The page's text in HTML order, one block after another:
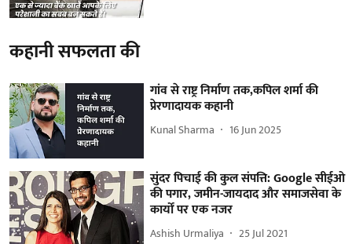
कहानी सफलता की
गांव से राष्ट्र निर्माण तक,कपिल शर्मा की
प्रेरणादायक कहानी
Kunal Sharma 16 Jun 2025
सुंदर पिचाई की कुल संपत्ति: Google सीईओ
की पगार, जमीन-जायदाद और समाजसेवा के
कार्यों पर एक नजर
Ashish Urmaliya 25 Jul 2021